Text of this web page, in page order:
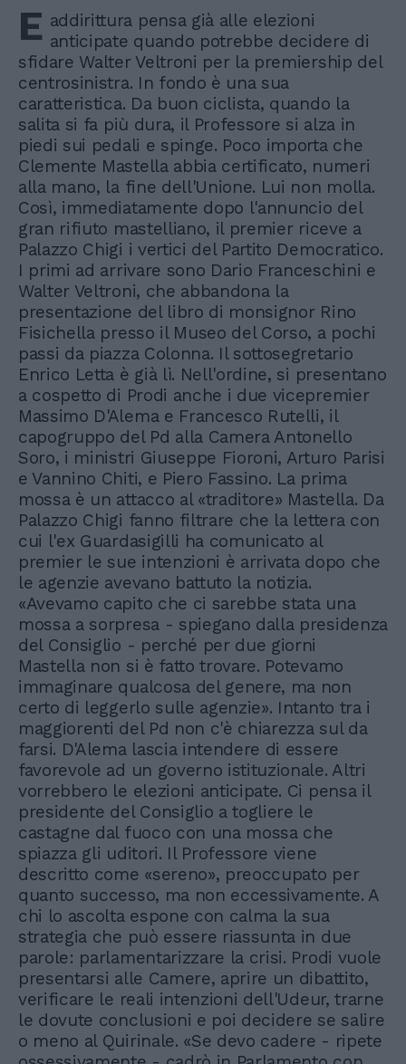
E addirittura pensa già alle elezioni
anticipate quando potrebbe decidere di
sfidare Walter Veltroni per la premiership del
centrosinistra. In fondo è una sua
caratteristica. Da buon ciclista, quando la
salita si fa più dura, il Professore si alza in
piedi sui pedali e spinge. Poco importa che
Clemente Mastella abbia certificato, numeri
alla mano, la fine dell'Unione. Lui non molla.
Così, immediatamente dopo l'annuncio del
gran rifiuto mastelliano, il premier riceve a
Palazzo Chigi i vertici del Partito Democratico.
I primi ad arrivare sono Dario Franceschini e
Walter Veltroni, che abbandona la
presentazione del libro di monsignor Rino
Fisichella presso il Museo del Corso, a pochi
passi da piazza Colonna. Il sottosegretario
Enrico Letta è già lì. Nell'ordine, si presentano
a cospetto di Prodi anche i due vicepremier
Massimo D'Alema e Francesco Rutelli, il
capogruppo del Pd alla Camera Antonello
Soro, i ministri Giuseppe Fioroni, Arturo Parisi
e Vannino Chiti, e Piero Fassino. La prima
mossa è un attacco al «traditore» Mastella. Da
Palazzo Chigi fanno filtrare che la lettera con
cui l'ex Guardasigilli ha comunicato al
premier le sue intenzioni è arrivata dopo che
le agenzie avevano battuto la notizia.
«Avevamo capito che ci sarebbe stata una
mossa a sorpresa - spiegano dalla presidenza
del Consiglio - perché per due giorni
Mastella non si è fatto trovare. Potevamo
immaginare qualcosa del genere, ma non
certo di leggerlo sulle agenzie». Intanto tra i
maggiorenti del Pd non c'è chiarezza sul da
farsi. D'Alema lascia intendere di essere
favorevole ad un governo istituzionale. Altri
vorrebbero le elezioni anticipate. Ci pensa il
presidente del Consiglio a togliere le
castagne dal fuoco con una mossa che
spiazza gli uditori. Il Professore viene
descritto come «sereno», preoccupato per
quanto successo, ma non eccessivamente. A
chi lo ascolta espone con calma la sua
strategia che può essere riassunta in due
parole: parlamentarizzare la crisi. Prodi vuole
presentarsi alle Camere, aprire un dibattito,
verificare le reali intenzioni dell'Udeur, trarne
le dovute conclusioni e poi decidere se salire
o meno al Quirinale. «Se devo cadere - ripete